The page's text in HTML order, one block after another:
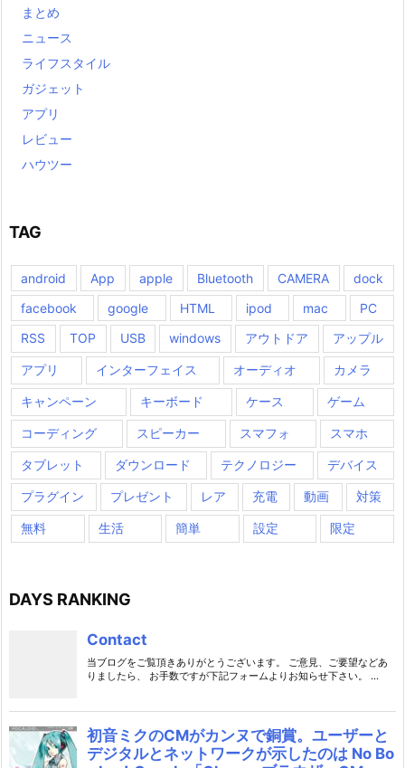
まとめ
ニュース
ライフスタイル
ガジェット
アプリ
レビュー
ハウツー
TAG
android App apple Bluetooth CAMERA
dock
facebook
google HTML ipod mac
PC
RSS
TOP USB windows アウトドア アップル
アプリ インターフェイス オーディオ カメラ
キャンペーン キーボード ケース ゲーム
コーディング スピーカー スマフォ スマホ
タブレット ダウンロード テクノロジー デバイス
プラグイン プレゼント レア 充電 動画 対策
無料 生活 簡単 設定 限定
DAYS RANKING